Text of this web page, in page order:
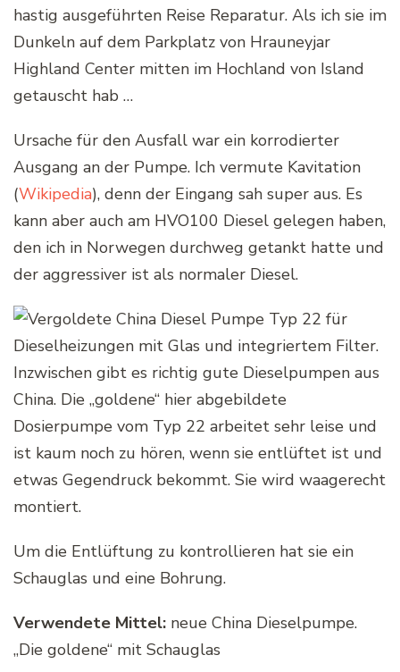
hastig ausgeführten Reise Reparatur. Als ich sie im
Dunkeln auf dem Parkplatz von Hrauneyjar
Highland Center mitten im Hochland von Island
getauscht hab …
Ursache für den Ausfall war ein korrodierter
Ausgang an der Pumpe. Ich vermute Kavitation
(Wikipedia), denn der Eingang sah super aus. Es
kann aber auch am HVO100 Diesel gelegen haben,
den ich in Norwegen durchweg getankt hatte und
der aggressiver ist als normaler Diesel.
Inzwischen gibt es richtig gute Dieselpumpen aus
China. Die „goldene“ hier abgebildete
Dosierpumpe vom Typ 22 arbeitet sehr leise und
ist kaum noch zu hören, wenn sie entlüftet ist und
etwas Gegendruck bekommt. Sie wird waagerecht
montiert.
Um die Entlüftung zu kontrollieren hat sie ein
Schauglas und eine Bohrung.
Verwendete Mittel: neue China Dieselpumpe.
„Die goldene“ mit Schauglas